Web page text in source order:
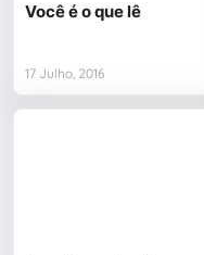
Você é o que lê
17 Julho, 2016